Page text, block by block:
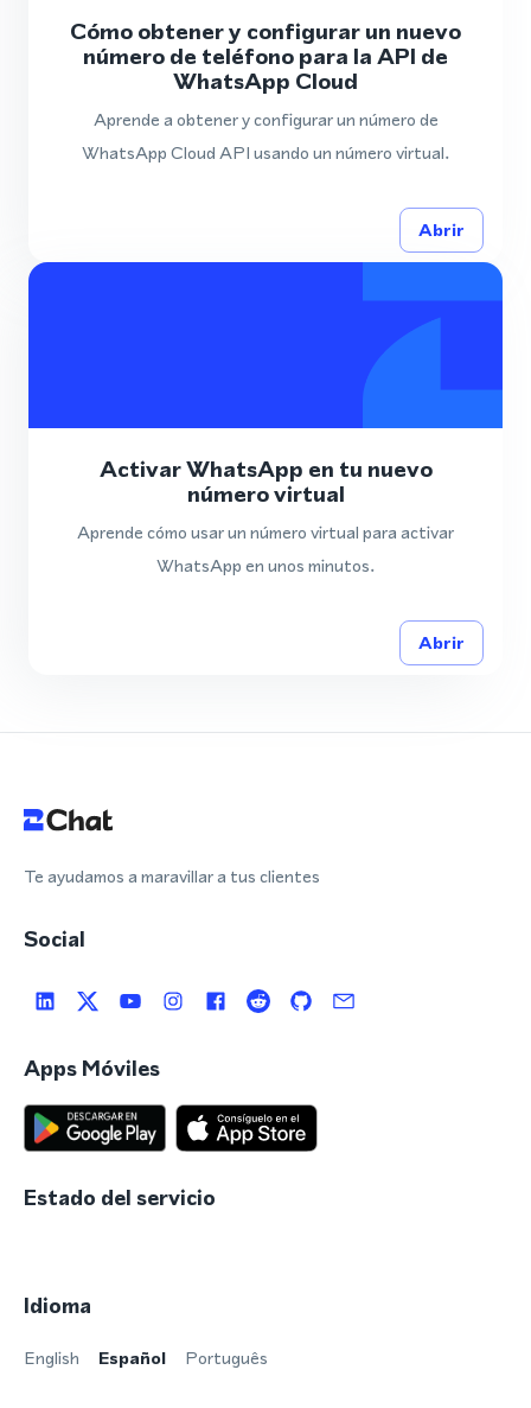
Cómo obtener y configurar un nuevo
número de teléfono para la API de
WhatsApp Cloud
Aprende a obtener y configurar un número de
WhatsApp Cloud API usando un número virtual.
Abrir
Activar WhatsApp en tu nuevo
número virtual
Aprende cómo usar un número virtual para activar
WhatsApp en unos minutos.
Abrir
Te ayudamos a maravillar a tus clientes
Social
Apps Móviles
Estado del servicio
Idioma
English Español Português